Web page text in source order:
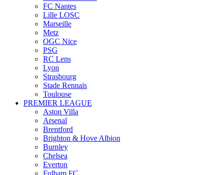
FC Nantes
Lille LOSC
Marseille
Metz
OGC Nice
PSG
RC Lens
Lyon
Strasbourg
Stade Rennais
Toulouse
PREMIER LEAGUE
Aston Villa
Arsenal
Brentford
Brighton & Hove Albion
Burnley
Chelsea
Everton